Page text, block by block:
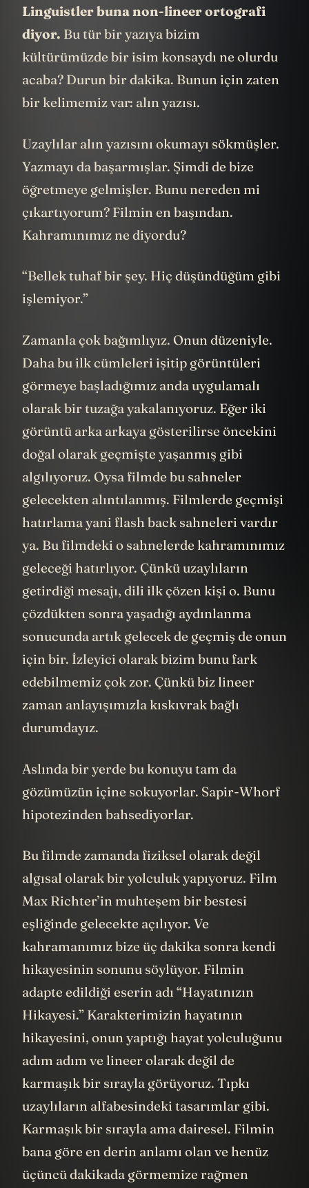
Linguistler buna non-lineer ortografi
diyor. Bu tür bir yazıya bizim
kültürümüzde bir isim konsaydı ne olurdu
acaba? Durun bir dakika. Bunun için zaten
bir kelimemiz var: alın yazısı.
Uzaylılar alın yazısını okumayı sökmüşler.
Yazmayı da başarmışlar. Şimdi de bize
öğretmeye gelmişler. Bunu nereden mi
çıkartıyorum? Filmin en başından.
Kahramınımız ne diyordu?
“Bellek tuhaf bir şey. Hiç düşündüğüm gibi
işlemiyor.”
Zamanla çok bağımlıyız. Onun düzeniyle.
Daha bu ilk cümleleri işitip görüntüleri
görmeye başladığımız anda uygulamalı
olarak bir tuzağa yakalanıyoruz. Eğer iki
görüntü arka arkaya gösterilirse öncekini
doğal olarak geçmişte yaşanmış gibi
algılıyoruz. Oysa filmde bu sahneler
gelecekten alıntılanmış. Filmlerde geçmişi
hatırlama yani flash back sahneleri vardır
ya. Bu filmdeki o sahnelerde kahramınımız
geleceği hatırlıyor. Çünkü uzaylıların
getirdiği mesajı, dili ilk çözen kişi o. Bunu
çözdükten sonra yaşadığı aydınlanma
sonucunda artık gelecek de geçmiş de onun
için bir. İzleyici olarak bizim bunu fark
edebilmemiz çok zor. Çünkü biz lineer
zaman anlayışımızla kıskıvrak bağlı
durumdayız.
Aslında bir yerde bu konuyu tam da
gözümüzün içine sokuyorlar. Sapir-Whorf
hipotezinden bahsediyorlar.
Bu filmde zamanda fiziksel olarak değil
algısal olarak bir yolculuk yapıyoruz. Film
Max Richter’in muhteşem bir bestesi
eşliğinde gelecekte açılıyor. Ve
kahramanımız bize üç dakika sonra kendi
hikayesinin sonunu söylüyor. Filmin
adapte edildiği eserin adı “Hayatınızın
Hikayesi.” Karakterimizin hayatının
hikayesini, onun yaptığı hayat yolculuğunu
adım adım ve lineer olarak değil de
karmaşık bir sırayla görüyoruz. Tıpkı
uzaylıların alfabesindeki tasarımlar gibi.
Karmaşık bir sırayla ama dairesel. Filmin
bana göre en derin anlamı olan ve henüz
üçüncü dakikada görmemize rağmen